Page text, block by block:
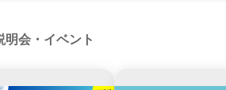
明会・イベント